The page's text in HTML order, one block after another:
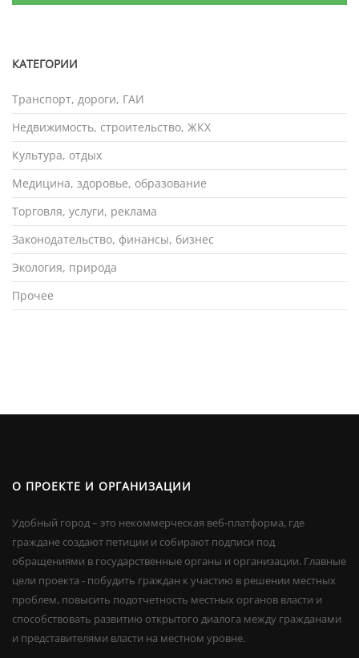
КАТЕГОРИИ
Транспорт, дороги, ГАИ
Недвижимость, строительство, ЖКХ
Культура, отдых
Медицина, здоровье, образование
Торговля, услуги, реклама
Законодательство, финансы, бизнес
Экология, природа
Прочее
О ПРОЕКТЕ И ОРГАНИЗАЦИИ
Удобный город – это некоммерческая веб-платформа, где
граждане создают петиции и собирают подписи под
обращениями в государственные органы и организации. Главные
цели проекта - побудить граждан к участию в решении местных
проблем, повысить подотчетность местных органов власти и
способствовать развитию открытого диалога между гражданами
и представителями власти на местном уровне.